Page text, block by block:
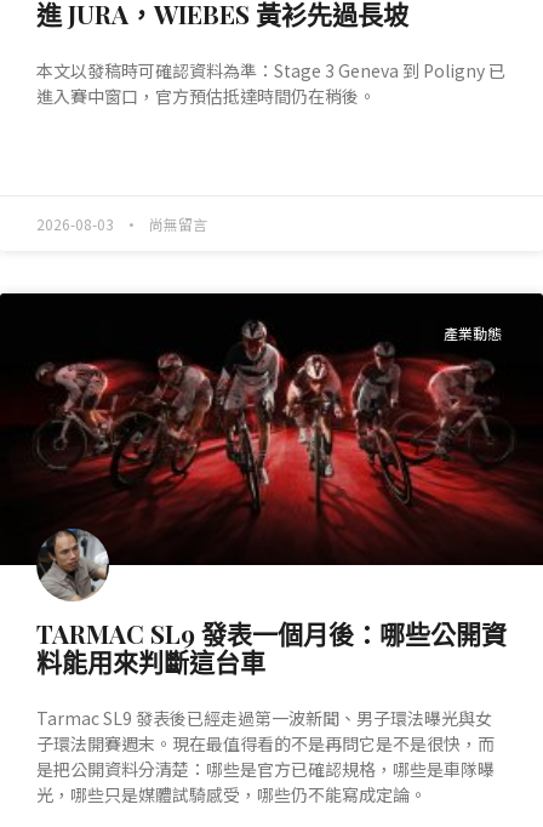
進 JURA，WIEBES 黃衫先過長坡
本文以發稿時可確認資料為準：Stage 3 Geneva 到 Poligny 已
進入賽中窗口，官方預估抵達時間仍在稍後。
2026-08-03 尚無留言
產業動態
TARMAC SL9 發表一個月後：哪些公開資
料能用來判斷這台車
Tarmac SL9 發表後已經走過第一波新聞、男子環法曝光與女
子環法開賽週末。現在最值得看的不是再問它是不是很快，而
是把公開資料分清楚：哪些是官方已確認規格，哪些是車隊曝
光，哪些只是媒體試騎感受，哪些仍不能寫成定論。